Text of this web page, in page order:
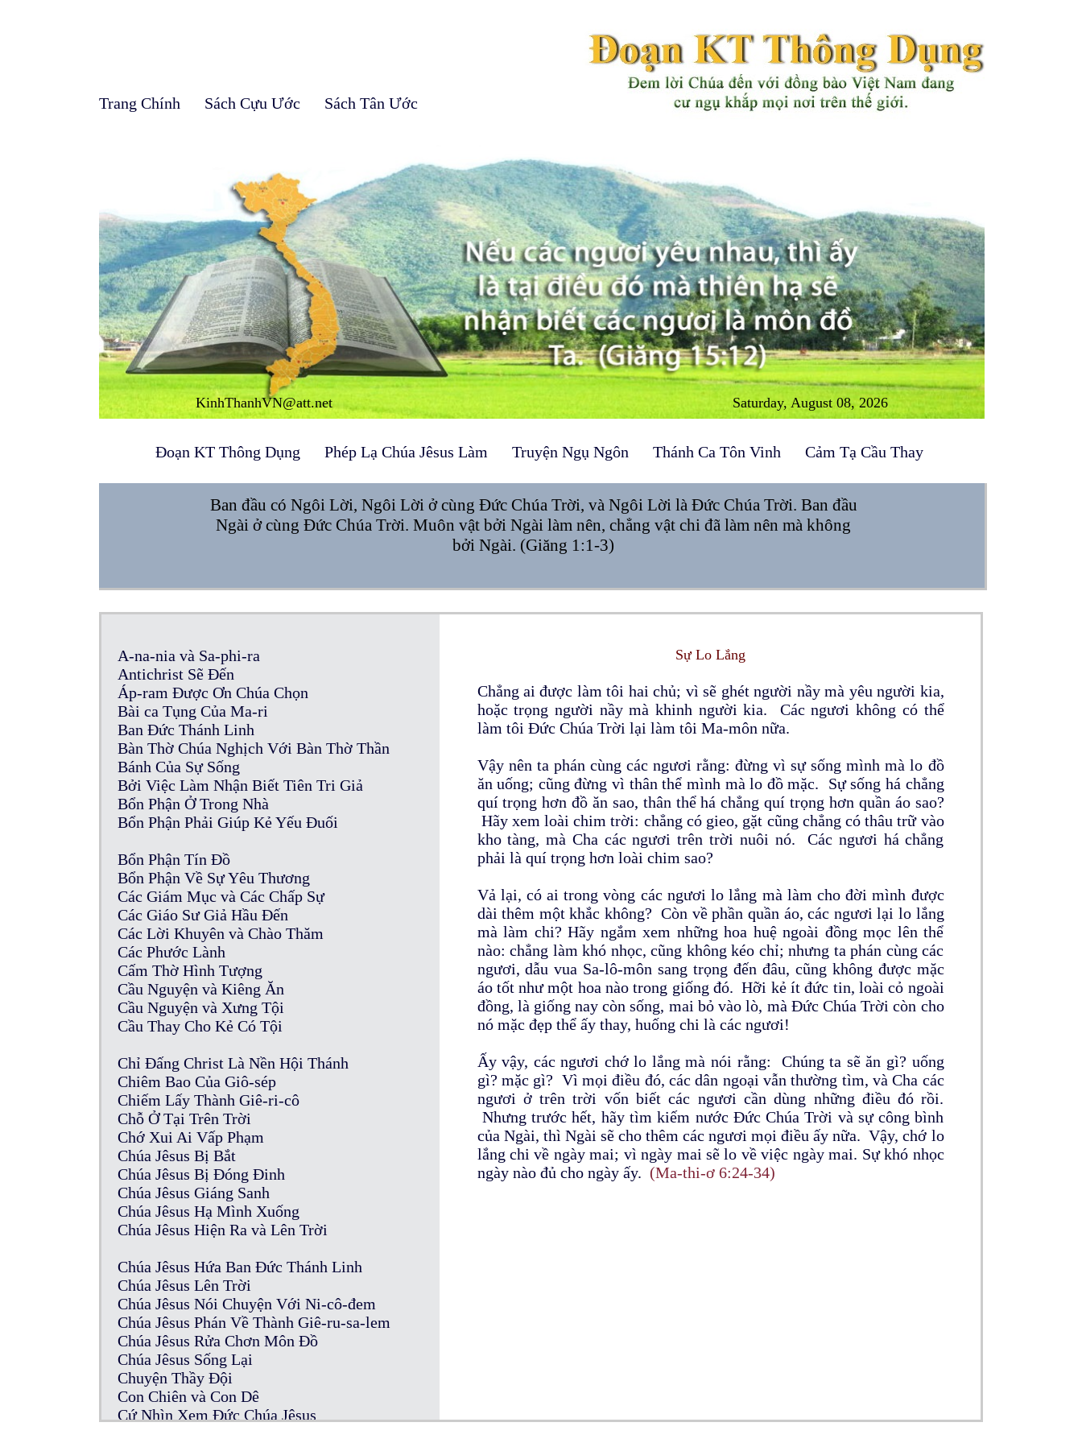
KinhThanhVN@att.net Saturday, August 08, 2026
Ban đầu có Ngôi Lời, Ngôi Lời ở cùng Đức Chúa Trời, và Ngôi Lời là Đức Chúa Trời. Ban đầu
Ngài ở cùng Đức Chúa Trời. Muôn vật bởi Ngài làm nên, chẳng vật chi đã làm nên mà không
bởi Ngài. (Giăng 1:1-3)
Đoạn KT Thông Dụng Phép Lạ Chúa Jêsus Làm Truyện Ngụ Ngôn Thánh Ca Tôn Vinh Cảm Tạ Cầu Thay
Trang Chính Sách Cựu Ước Sách Tân Ước
A-na-nia và Sa-phi-ra
Antichrist Sẽ Đến
Áp-ram Được Ơn Chúa Chọn
Bài ca Tụng Của Ma-ri
Ban Đức Thánh Linh
Bàn Thờ Chúa Nghịch Với Bàn Thờ Thần
Bánh Của Sự Sống
Bởi Việc Làm Nhận Biết Tiên Tri Giả
Bổn Phận Ở Trong Nhà
Bổn Phận Phải Giúp Kẻ Yếu Đuối
Bổn Phận Tín Đồ
Bổn Phận Về Sự Yêu Thương
Các Giám Mục và Các Chấp Sự
Các Giáo Sư Giả Hầu Đến
Các Lời Khuyên và Chào Thăm
Các Phước Lành
Cấm Thờ Hình Tượng
Cầu Nguyện và Kiêng Ăn
Cầu Nguyện và Xưng Tội
Cầu Thay Cho Kẻ Có Tội
Chỉ Đấng Christ Là Nền Hội Thánh
Chiêm Bao Của Giô-sép
Chiếm Lấy Thành Giê-ri-cô
Chỗ Ở Tại Trên Trời
Chớ Xui Ai Vấp Phạm
Chúa Jêsus Bị Bắt
Chúa Jêsus Bị Đóng Đinh
Chúa Jêsus Giáng Sanh
Chúa Jêsus Hạ Mình Xuống
Chúa Jêsus Hiện Ra và Lên Trời
Chúa Jêsus Hứa Ban Đức Thánh Linh
Chúa Jêsus Lên Trời
Chúa Jêsus Nói Chuyện Với Ni-cô-đem
Chúa Jêsus Phán Về Thành Giê-ru-sa-lem
Chúa Jêsus Rửa Chơn Môn Đồ
Chúa Jêsus Sống Lại
Chuyện Thầy Đội
Con Chiên và Con Dê
Cứ Nhìn Xem Đức Chúa Jêsus
Sự Lo Lắng
Chẳng ai được làm tôi hai chủ; vì sẽ ghét người nầy mà yêu người kia,
hoặc trọng người nầy mà khinh người kia. Các ngươi không có thể
làm tôi Đức Chúa Trời lại làm tôi Ma-môn nữa.
Vậy nên ta phán cùng các ngươi rằng: đừng vì sự sống mình mà lo đồ
ăn uống; cũng đừng vì thân thể mình mà lo đồ mặc. Sự sống há chẳng
quí trọng hơn đồ ăn sao, thân thể há chẳng quí trọng hơn quần áo sao?
Hãy xem loài chim trời: chẳng có gieo, gặt cũng chẳng có thâu trữ vào
kho tàng, mà Cha các ngươi trên trời nuôi nó. Các ngươi há chẳng
phải là quí trọng hơn loài chim sao?
Vả lại, có ai trong vòng các ngươi lo lắng mà làm cho đời mình được
dài thêm một khắc không? Còn về phần quần áo, các ngươi lại lo lắng
mà làm chi? Hãy ngắm xem những hoa huệ ngoài đồng mọc lên thể
nào: chẳng làm khó nhọc, cũng không kéo chỉ; nhưng ta phán cùng các
ngươi, dẫu vua Sa-lô-môn sang trọng đến đâu, cũng không được mặc
áo tốt như một hoa nào trong giống đó. Hỡi kẻ ít đức tin, loài cỏ ngoài
đồng, là giống nay còn sống, mai bỏ vào lò, mà Đức Chúa Trời còn cho
nó mặc đẹp thể ấy thay, huống chi là các ngươi!
Ấy vậy, các ngươi chớ lo lắng mà nói rằng: Chúng ta sẽ ăn gì? uống
gì? mặc gì? Vì mọi điều đó, các dân ngoại vẫn thường tìm, và Cha các
ngươi ở trên trời vốn biết các ngươi cần dùng những điều đó rồi.
Nhưng trước hết, hãy tìm kiếm nước Đức Chúa Trời và sự công bình
của Ngài, thì Ngài sẽ cho thêm các ngươi mọi điều ấy nữa. Vậy, chớ lo
lắng chi về ngày mai; vì ngày mai sẽ lo về việc ngày mai. Sự khó nhọc
ngày nào đủ cho ngày ấy. (Ma-thi-ơ 6:24-34)